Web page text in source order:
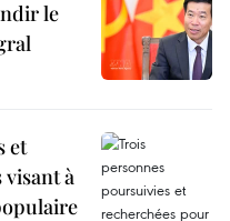
le
et
à